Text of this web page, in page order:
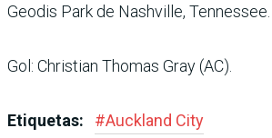
Geodis Park de Nashville, Tennessee.
Gol: Christian Thomas Gray (AC).
Etiquetas: #Auckland City